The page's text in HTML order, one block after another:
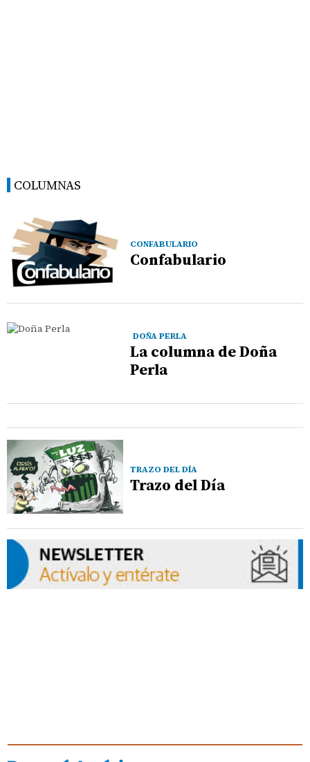
COLUMNAS
CONFABULARIO
Confabulario
DOÑA PERLA
La columna de Doña
Perla
TRAZO DEL DÍA
Trazo del Día